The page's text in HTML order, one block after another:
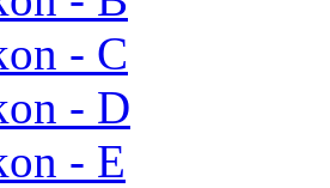
- C
- D
- E